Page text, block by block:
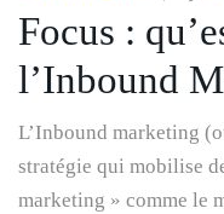
Focus :
l’Inbound
L’Inbound marketing
stratégie qui mobilise
marketing » comme le